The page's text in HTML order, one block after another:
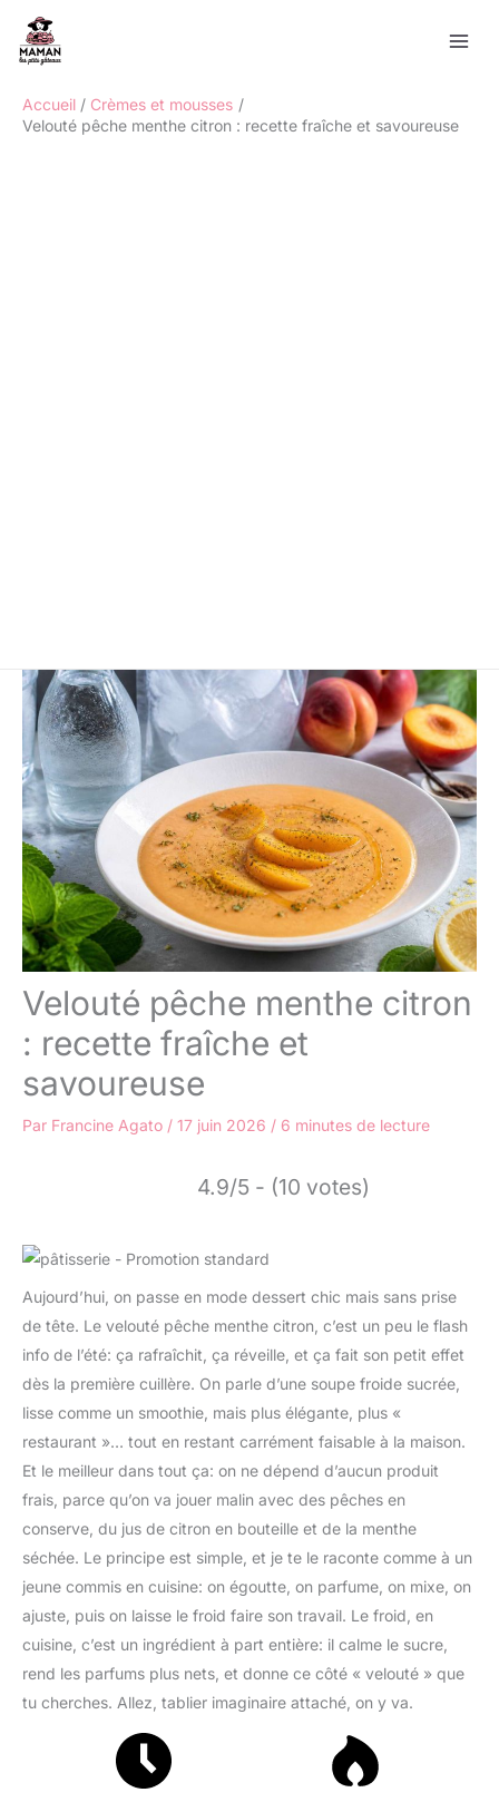
contenu
Accueil
Crèmes et mousses
Velouté pêche menthe citron : recette fraîche et savoureuse
Velouté pêche menthe citron
: recette fraîche et
savoureuse
Par Francine Agato / 17 juin 2026 / 6 minutes de lecture
4.9/5 - (10 votes)
Aujourd’hui, on passe en mode dessert chic mais sans prise
de tête. Le velouté pêche menthe citron, c’est un peu le flash
info de l’été: ça rafraîchit, ça réveille, et ça fait son petit effet
dès la première cuillère. On parle d’une soupe froide sucrée,
lisse comme un smoothie, mais plus élégante, plus «
restaurant »… tout en restant carrément faisable à la maison.
Et le meilleur dans tout ça: on ne dépend d’aucun produit
frais, parce qu’on va jouer malin avec des pêches en
conserve, du jus de citron en bouteille et de la menthe
séchée. Le principe est simple, et je te le raconte comme à un
jeune commis en cuisine: on égoutte, on parfume, on mixe, on
ajuste, puis on laisse le froid faire son travail. Le froid, en
cuisine, c’est un ingrédient à part entière: il calme le sucre,
rend les parfums plus nets, et donne ce côté « velouté » que
tu cherches. Allez, tablier imaginaire attaché, on y va.
Rechercher